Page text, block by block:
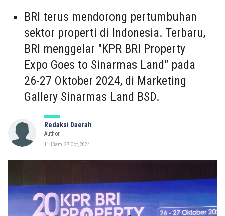
BRI terus mendorong pertumbuhan
sektor properti di Indonesia. Terbaru,
BRI menggelar "KPR BRI Property
Expo Goes to Sinarmas Land" pada
26-27 Oktober 2024, di Marketing
Gallery Sinarmas Land BSD.
Redaksi Daerah
Author
11:10am, 27 Oct, 2024